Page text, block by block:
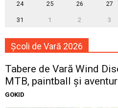
24 25 26 27
31 1 2 3
Școli de Vară 2026
Tabere de Vară Wind
MTB, paintball și
GOKID